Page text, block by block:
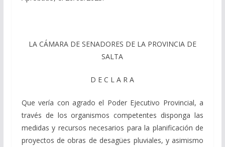
LA CÁMARA DE SENADORES DE LA PROVINCIA DE
SALTA
D E C L A R A
Que vería con agrado el Poder Ejecutivo Provincial, a
través de los organismos competentes disponga las
medidas y recursos necesarios para la planificación de
proyectos de obras de desagües pluviales, y asimismo